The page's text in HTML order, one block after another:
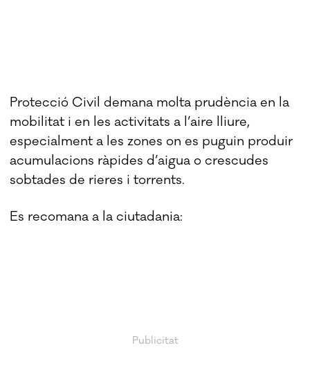
Protecció Civil demana molta prudència en la
mobilitat i en les activitats a l’aire lliure,
especialment a les zones on es puguin produir
acumulacions ràpides d’aigua o crescudes
sobtades de rieres i torrents.
Es recomana a la ciutadania: